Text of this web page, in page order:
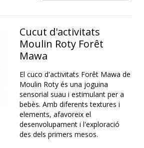
Cucut d'activitats
Moulin Roty Forêt
Mawa
El cuco d'activitats Forêt Mawa de
Moulin Roty és una joguina
sensorial suau i estimulant per a
bebès. Amb diferents textures i
elements, afavoreix el
desenvolupament i l'exploració
des dels primers mesos.